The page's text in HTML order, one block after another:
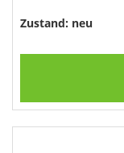
Zustand: neu